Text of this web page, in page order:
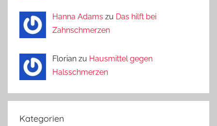
Hanna Adams zu Das hilft bei
Zahnschmerzen
Florian zu Hausmittel gegen
Halsschmerzen
Kategorien